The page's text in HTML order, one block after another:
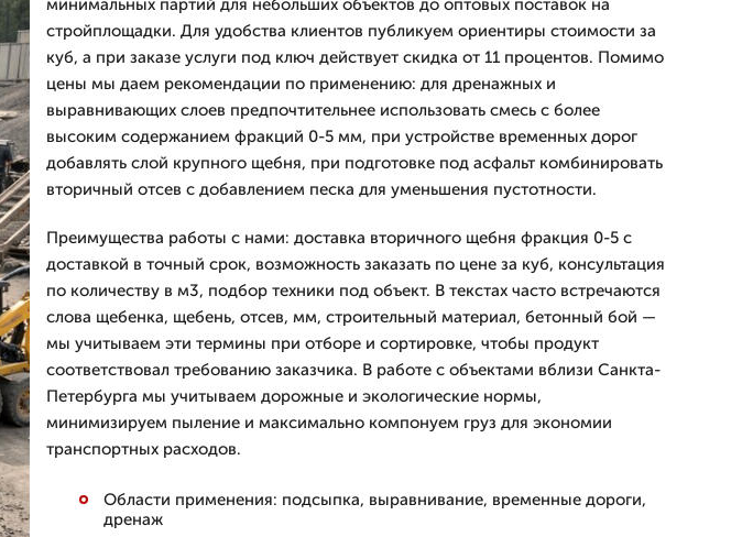
минимальных партий для небольших объектов до оптовых поставок на
стройплощадки. Для удобства клиентов публикуем ориентиры стоимости за
куб, а при заказе услуги под ключ действует скидка от 11 процентов. Помимо
цены мы даем рекомендации по применению: для дренажных и
выравнивающих слоев предпочтительнее использовать смесь с более
высоким содержанием фракций 0-5 мм, при устройстве временных дорог
добавлять слой крупного щебня, при подготовке под асфальт комбинировать
вторичный отсев с добавлением песка для уменьшения пустотности.
Преимущества работы с нами: доставка вторичного щебня фракция 0-5 с
доставкой в точный срок, возможность заказать по цене за куб, консультация
по количеству в м3, подбор техники под объект. В текстах часто встречаются
слова щебенка, щебень, отсев, мм, строительный материал, бетонный бой —
мы учитываем эти термины при отборе и сортировке, чтобы продукт
соответствовал требованию заказчика. В работе с объектами вблизи Санкта-
Петербурга мы учитываем дорожные и экологические нормы,
минимизируем пыление и максимально компонуем груз для экономии
транспортных расходов.
Области применения: подсыпка, выравнивание, временные дороги,
дренаж